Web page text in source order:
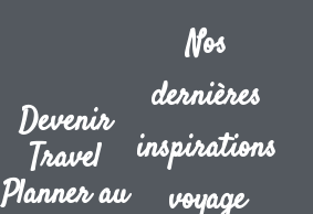
Devenir
Travel
Planner au
Nos
dernières
inspirations
voyage